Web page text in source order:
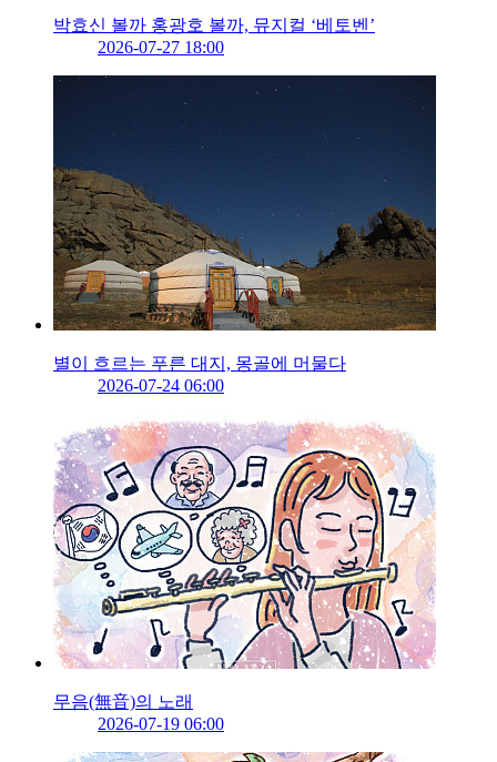
박효신 볼까 홍광호 볼까, 뮤지컬 ‘베토벤’
2026-07-27 18:00
별이 흐르는 푸른 대지, 몽골에 머물다
2026-07-24 06:00
무음(無音)의 노래
2026-07-19 06:00